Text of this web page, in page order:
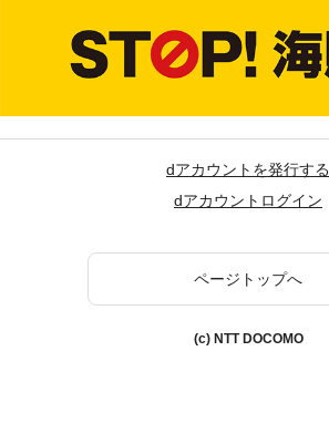
dアカウントを発行する
dアカウントログイン
ページトップへ
(c) NTT DOCOMO